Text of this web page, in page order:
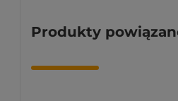
Produkty